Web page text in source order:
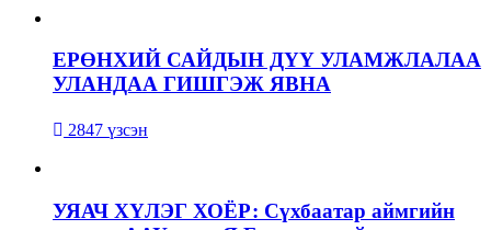
ЕРӨНХИЙ САЙДЫН ДҮҮ УЛАМЖЛАЛАА
УЛАНДАА ГИШГЭЖ ЯВНА
2847 үзсэн
УЯАЧ ХҮЛЭГ ХОЁР: Сүхбаатар аймгийн